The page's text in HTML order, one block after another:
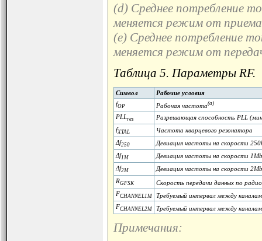
(d) Среднее потребление
меняется режим от
(e) Среднее потребление
меняется режим от
Таблица 5. Параметры RF.
Символ
Рабочие условия
fOP Рабочая частота(a)
PLLres
Разрешающая способность PLL
fXTAL
Частота кварцевого резонатора
Δf250
Девиация частоты на скорости
Δf1M
Девиация частоты на скорости
Δf2M
Девиация частоты на скорости
RGFSK
Скорость передачи данных по
FCHANNEL1M
Требуемый интервал между
FCHANNEL2M Требуемый интервал между
Примечания: